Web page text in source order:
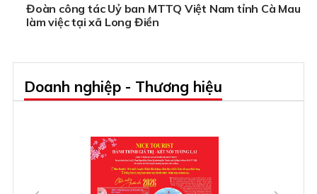
Đoàn công tác Uỷ ban MTTQ Việt Nam tỉnh Cà Mau
làm việc tại xã Long Điền
Doanh nghiệp - Thương hiệu